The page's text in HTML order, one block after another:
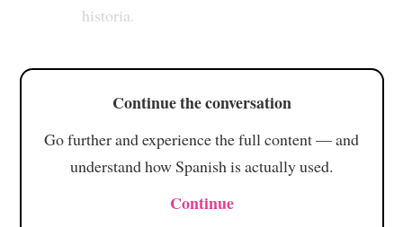
historia.
Continue the conversation
Go further and experience the full content — and
understand how Spanish is actually used.
Continue